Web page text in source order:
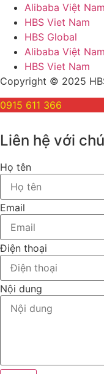
Alibaba Việt Nam
HBS Viet Nam
HBS Global
Alibaba Việt Nam
HBS Viet Nam
Copyright © 2025
0915 611 366
Liên hệ với
Họ tên
Email
Điện thoại
Nội dung